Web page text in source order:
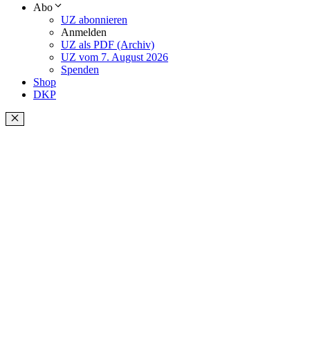
Abo
UZ abonnieren
Anmelden
UZ als PDF (Archiv)
UZ vom 7. August 2026
Spenden
Shop
DKP
Schließen